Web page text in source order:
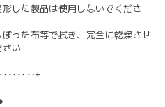
した製品は使用しないでくださ
った布等で拭き、完全に乾燥させ
い